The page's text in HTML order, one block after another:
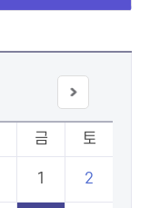
금 토
1 2